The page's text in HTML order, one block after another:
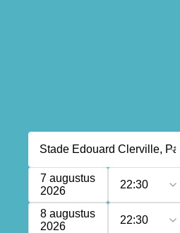
7 augustus
2026
22:30
8 augustus
2026
22:30